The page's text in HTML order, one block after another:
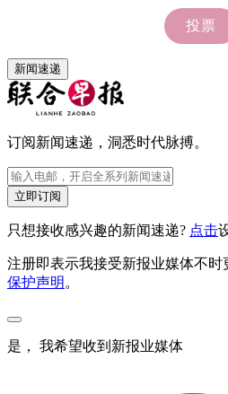
新闻速递
订阅新闻速递，洞悉时代脉搏。
立即订阅
只想接收感兴趣的新闻速递? 点击
注册即表示我接受新报业媒体不时
保护声明 。
是， 我希望收到新报业媒体